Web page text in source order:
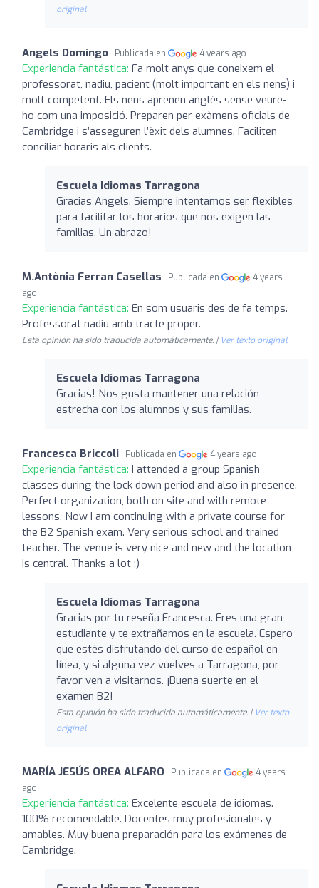
original
Angels Domingo Publicada en 4 years ago
Experiencia fantástica: Fa molt anys que coneixem el
professorat, nadiu, pacient (molt important en els nens) i
molt competent. Els nens aprenen anglès sense veure-
ho com una imposició. Preparen per exàmens oficials de
Cambridge i s’asseguren l’èxit dels alumnes. Faciliten
conciliar horaris als clients.
Escuela Idiomas Tarragona
Gracias Angels. Siempre intentamos ser flexibles
para facilitar los horarios que nos exigen las
familias. Un abrazo!
M.Antònia Ferran Casellas Publicada en
4 years
ago
Experiencia fantástica: En som usuaris des de fa temps.
Professorat nadiu amb tracte proper.
Esta opinión ha sido traducida automáticamente. | Ver texto original
Escuela Idiomas Tarragona
Gracias! Nos gusta mantener una relación
estrecha con los alumnos y sus familias.
Francesca Briccoli Publicada en 4 years ago
Experiencia fantástica: I attended a group Spanish
classes during the lock down period and also in presence.
Perfect organization, both on site and with remote
lessons. Now I am continuing with a private course for
the B2 Spanish exam. Very serious school and trained
teacher. The venue is very nice and new and the location
is central. Thanks a lot :)
Escuela Idiomas Tarragona
Gracias por tu reseña Francesca. Eres una gran
estudiante y te extrañamos en la escuela. Espero
que estés disfrutando del curso de español en
línea, y si alguna vez vuelves a Tarragona, por
favor ven a visitarnos. ¡Buena suerte en el
examen B2!
Esta opinión ha sido traducida automáticamente. | Ver texto
original
MARÍA JESÚS OREA ALFARO Publicada en
4 years
ago
Experiencia fantástica: Excelente escuela de idiomas.
100% recomendable. Docentes muy profesionales y
amables. Muy buena preparación para los exámenes de
Cambridge.